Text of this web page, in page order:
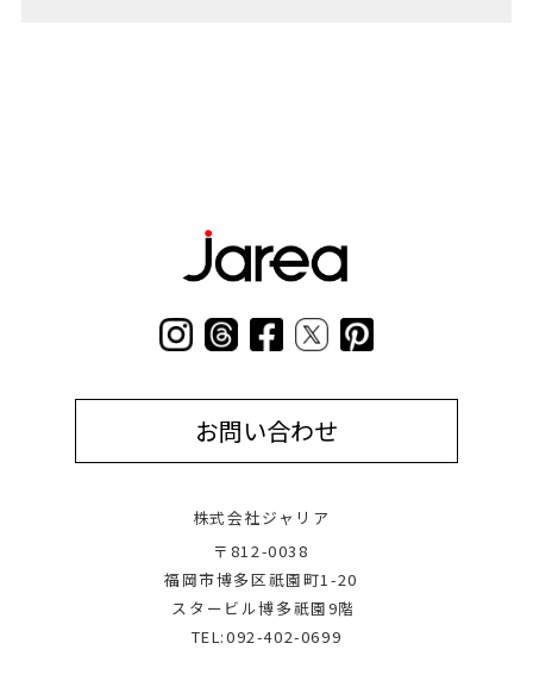
お問い合わせ
株式会社ジャリア
〒812-0038
福岡市博多区祇園町1-20
スタービル博多祇園9階
TEL:092-402-0699